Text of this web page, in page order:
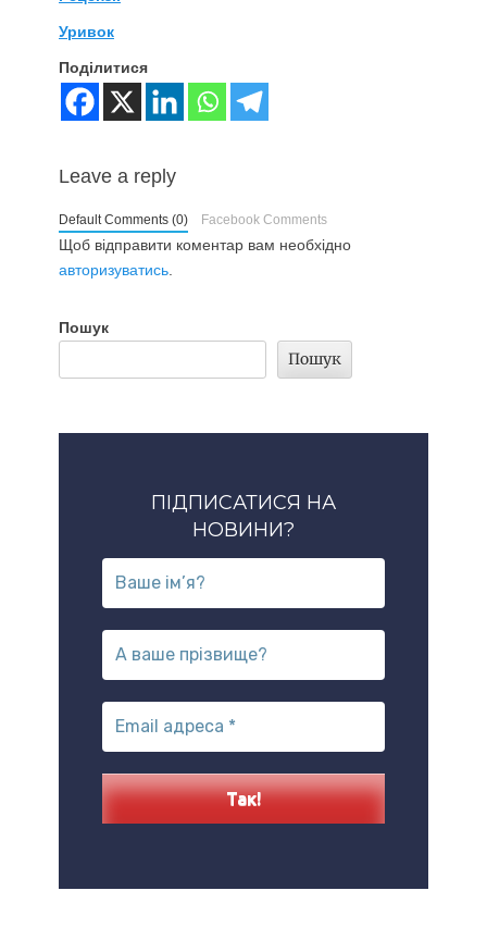
Уривок
Поділитися
Leave a reply
Default Comments (0) Facebook Comments
Щоб відправити коментар вам необхідно
авторизуватись
Пошук
Пошук
ПІДПИСАТИСЯ НА
НОВИНИ?